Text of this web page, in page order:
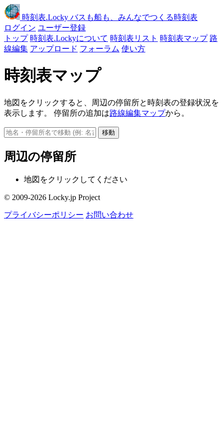
時刻表.Locky バスも船も、みんなでつくる時刻表
ログイン ユーザー登録
トップ 時刻表.Lockyについて 時刻表リスト 時刻表マップ 路
線編集 アップロード フォーラム 使い方
時刻表マップ
地図をクリックすると、周辺の停留所と時刻表の登録状況を
表示します。 停留所の追加は路線編集マップから。
移動
周辺の停留所
地図をクリックしてください
© 2009-2026 Locky.jp Project
プライバシーポリシー お問い合わせ